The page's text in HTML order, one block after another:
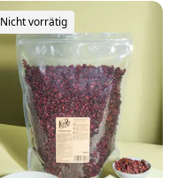
Nicht vorrätig